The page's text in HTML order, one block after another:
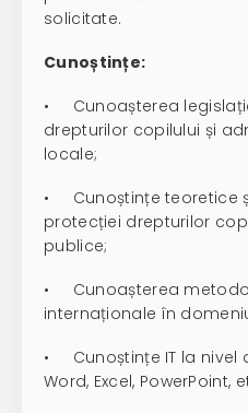
solicitate.
Cunoștințe:
• Cunoașterea
drepturilor copilului și
locale;
• Cunoștințe teoretice
protecției drepturilor
publice;
• Cunoașterea
internaționale în
• Cunoștințe IT la nivel
Word, Excel, PowerPoint,